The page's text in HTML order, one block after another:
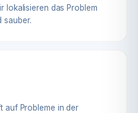
lokalisieren das Problem
sauber.
auf Probleme in der